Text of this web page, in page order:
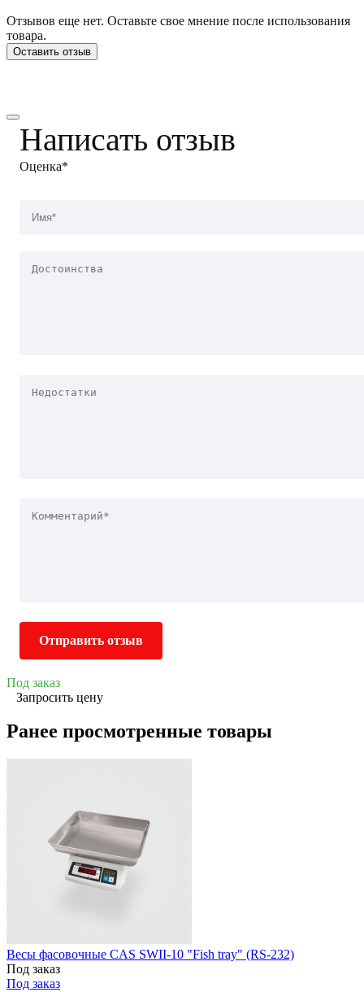
Отзывов еще нет. Оставьте свое мнение после использования
товара.
Оставить отзыв
Написать отзыв
Оценка*
Отправить отзыв
Под заказ
Запросить цену
Ранее просмотренные товары
Весы фасовочные CAS SWII-10 "Fish tray" (RS-232)
Под заказ
Под заказ